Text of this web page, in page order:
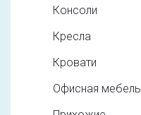
Консоли
Кресла
Кровати
Офисная мебель